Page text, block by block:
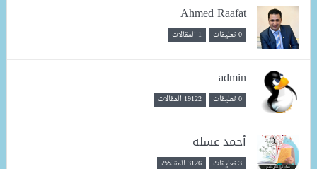
Ahmed Raafat
0 تعليقات 1 المقالات
admin
0 تعليقات 19122 المقالات
أحمد عسله
3 تعليقات 3126 المقالات